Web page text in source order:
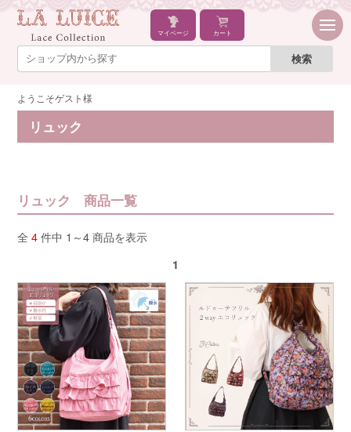
マイページ カート
ようこそゲスト様
リュック
リュック 商品一覧
全4件中 1～4 商品を表示
1